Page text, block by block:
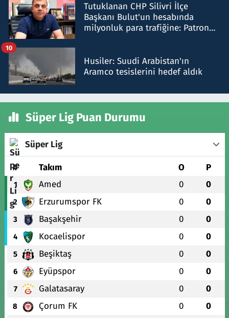
Tutuklanan CHP Silivri İlçe
Başkanı Bulut'un hesabında
milyonluk para trafiğine: Patron
Husiler: Suudi Arabistan'ın
Aramco tesislerini hedef aldık
10
Süper Lig Puan Durumu
Süper Lig
# Takım O P
1 Amed 0 0
2 Erzurumspor FK 0 0
3 Başakşehir 0 0
4 Kocaelispor 0 0
5 Beşiktaş 0 0
6 Eyüpspor 0 0
7 Galatasaray 0 0
8 Çorum FK 0 0